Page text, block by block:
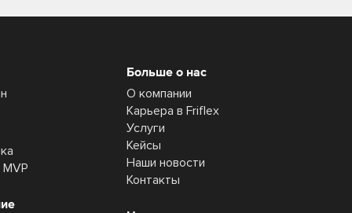
Больше о нас
О компании
Карьера в Friflex
Услуги
Кейсы
Наши новости
Контакты